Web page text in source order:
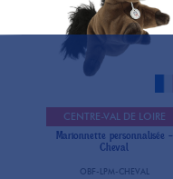
CENTRE-VAL DE LOIRE
Marionnette personnalisée -
Cheval
OBF-LPM-CHEVAL